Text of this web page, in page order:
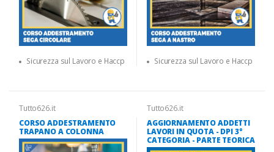
Sicurezza sul Lavoro e Haccp Sicurezza sul Lavoro e Haccp
Tutto626.it
CORSO ADDESTRAMENTO
TRAPANO A COLONNA
Tutto626.it
AGGIORNAMENTO ADDETTI
LAVORI IN QUOTA - DPI 3°
CATEGORIA - PARTE TEORICA